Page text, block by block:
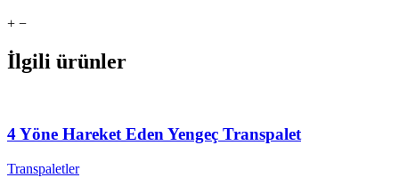
+ −
İlgili ürünler
4 Yöne Hareket Eden Yengeç Transpalet
Transpaletler